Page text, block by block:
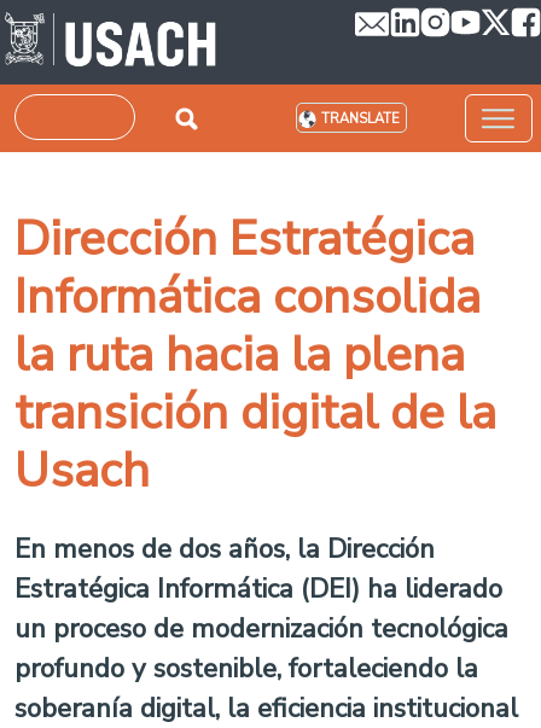
Skip to main content
Search TRANSLATE
Dirección Estratégica
Informática consolida
la ruta hacia la plena
transición digital de la
Usach
En menos de dos años, la Dirección
Estratégica Informática (DEI) ha liderado
un proceso de modernización tecnológica
profundo y sostenible, fortaleciendo la
soberanía digital, la eficiencia institucional